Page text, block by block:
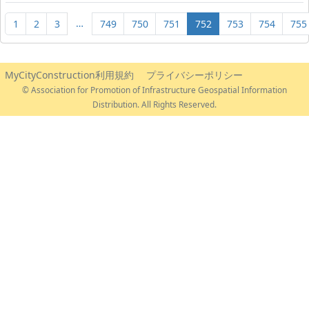
1 2 3 … 749 750 751 752 753 754 755
MyCityConstruction利用規約 プライバシーポリシー
© Association for Promotion of Infrastructure Geospatial Information
Distribution. All Rights Reserved.